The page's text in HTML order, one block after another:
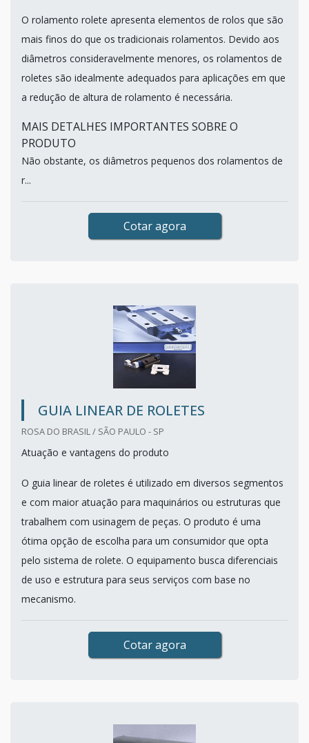
O rolamento rolete apresenta elementos de rolos que são
mais finos do que os tradicionais rolamentos. Devido aos
diâmetros consideravelmente menores, os rolamentos de
roletes são idealmente adequados para aplicações em que
a redução de altura de rolamento é necessária.
MAIS DETALHES IMPORTANTES SOBRE O
PRODUTO
Não obstante, os diâmetros pequenos dos rolamentos de
r...
Cotar agora
GUIA LINEAR DE ROLETES
ROSA DO BRASIL / SÃO PAULO - SP
Atuação e vantagens do produto
O guia linear de roletes é utilizado em diversos segmentos
e com maior atuação para maquinários ou estruturas que
trabalhem com usinagem de peças. O produto é uma
ótima opção de escolha para um consumidor que opta
pelo sistema de rolete. O equipamento busca diferenciais
de uso e estrutura para seus serviços com base no
mecanismo.
Cotar agora